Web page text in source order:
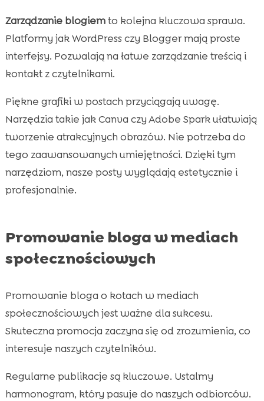
Zarządzanie blogiemto kolejna kluczowa sprawa.
Platformy jak WordPress czy Blogger mają proste
interfejsy. Pozwalają na łatwe zarządzanie treścią i
kontakt z czytelnikami.
Piękne grafiki w postach przyciągają uwagę.
Narzędzia takie jak Canva czy Adobe Spark ułatwiają
tworzenie atrakcyjnych obrazów. Nie potrzeba do
tego zaawansowanych umiejętności. Dzięki tym
narzędziom, nasze posty wyglądają estetycznie i
profesjonalnie.
Promowanie bloga w mediach
społecznościowych
Promowanie bloga o kotach w mediach
społecznościowych jest ważne dla sukcesu.
Skuteczna promocja zaczyna się od zrozumienia, co
interesuje naszych czytelników.
Regularne publikacje są kluczowe. Ustalmy
harmonogram, który pasuje do naszych odbiorców.